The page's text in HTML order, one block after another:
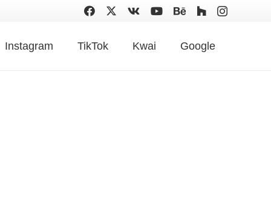
Instagram TikTok Kwai Google